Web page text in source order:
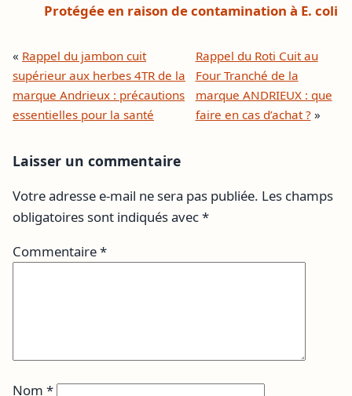
Protégée en raison de contamination à E. coli
« Rappel du jambon cuit
supérieur aux herbes 4TR de la
marque Andrieux : précautions
essentielles pour la santé
Rappel du Roti Cuit au
Four Tranché de la
marque ANDRIEUX : que
faire en cas d’achat ?»
Laisser un commentaire
Votre adresse e-mail ne sera pas publiée. Les champs
obligatoires sont indiqués avec*
Commentaire*
Nom *